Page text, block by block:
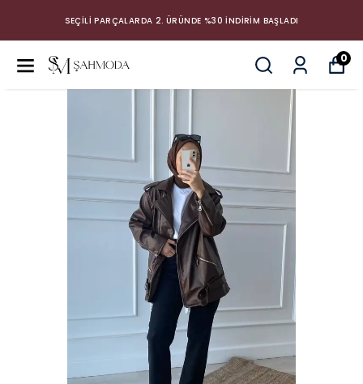
SEÇİLİ PARÇALARDA 2. ÜRÜNDE %30 İNDİRİM BAŞLADI
0